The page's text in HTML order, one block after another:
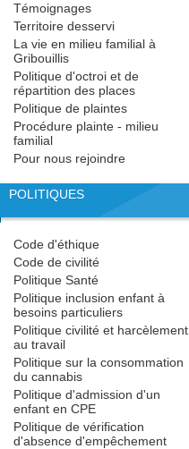
Témoignages
Territoire desservi
La vie en milieu familial à
Gribouillis
Politique d'octroi et de
répartition des places
Politique de plaintes
Procédure plainte - milieu
familial
Pour nous rejoindre
POLITIQUES
Code d'éthique
Code de civilité
Politique Santé
Politique inclusion enfant à
besoins particuliers
Politique civilité et harcèlement
au travail
Politique sur la consommation
du cannabis
Politique d'admission d'un
enfant en CPE
Politique de vérification
d'absence d'empêchement